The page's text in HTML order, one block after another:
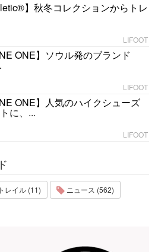
】秋冬コレクションからトレ
LIFOOT
ONE】ソウル発のブランド
LIFOOT
ONE】人気のハイクシューズ
に、...
LIFOOT
トレイル (11)
ニュース (562)